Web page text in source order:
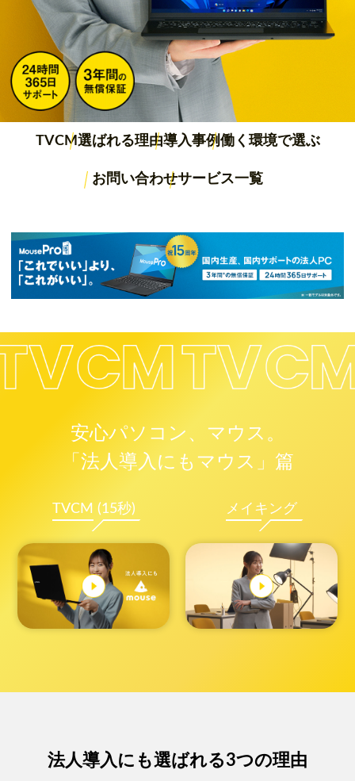
TVCM選ばれる理由導入事例働く環境で選ぶ
お問い合わせサービス一覧
安心パソコン、マウス。
「法人導入にもマウス」篇
TVCM (15秒) メイキング
法人導入にも選ばれる3つの理由